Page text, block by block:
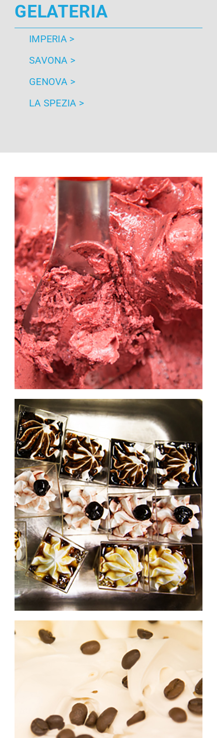
GELATERIA
IMPERIA >
SAVONA >
GENOVA >
LA SPEZIA >